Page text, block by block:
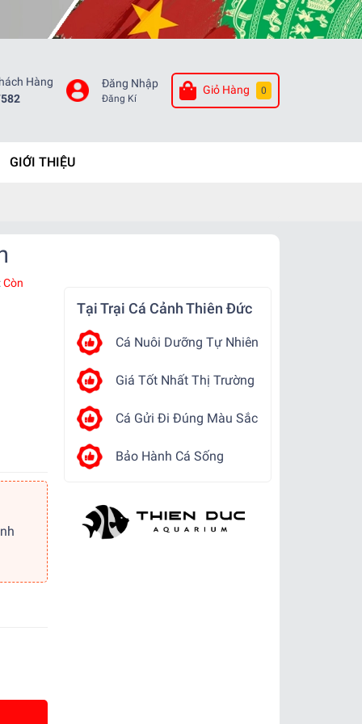
Hàng
Đăng Nhập
Đăng Kí
Giỏ Hàng 0
GIỚI THIỆU
Còn
Tại Trại Cá Cảnh Thiên Đức
Cá Nuôi Dưỡng Tự Nhiên
Giá Tốt Nhất Thị Trường
Cá Gửi Đi Đúng Màu Sắc
Bảo Hành Cá Sống